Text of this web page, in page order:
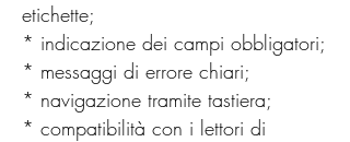
etichette;
* indicazione dei campi obbligatori;
* messaggi di errore chiari;
* navigazione tramite tastiera;
* compatibilità con i lettori di